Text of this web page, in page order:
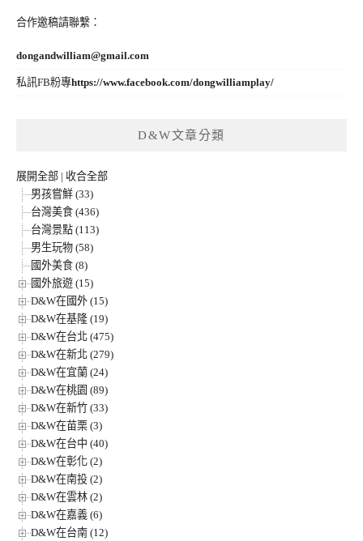
合作邀稿請聯繫：
dongandwilliam@gmail.com
私訊FB粉專https://www.facebook.com/dongwilliamplay/
D&W文章分類
展開全部 | 收合全部
男孩嘗鮮 (33)
台灣美食 (436)
台灣景點 (113)
男生玩物 (58)
國外美食 (8)
國外旅遊 (15)
D&W在國外 (15)
D&W在基隆 (19)
D&W在台北 (475)
D&W在新北 (279)
D&W在宜蘭 (24)
D&W在桃園 (89)
D&W在新竹 (33)
D&W在苗栗 (3)
D&W在台中 (40)
D&W在彰化 (2)
D&W在南投 (2)
D&W在雲林 (2)
D&W在嘉義 (6)
D&W在台南 (12)